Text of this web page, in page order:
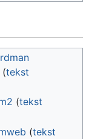
tekst
(tekst
(tekst